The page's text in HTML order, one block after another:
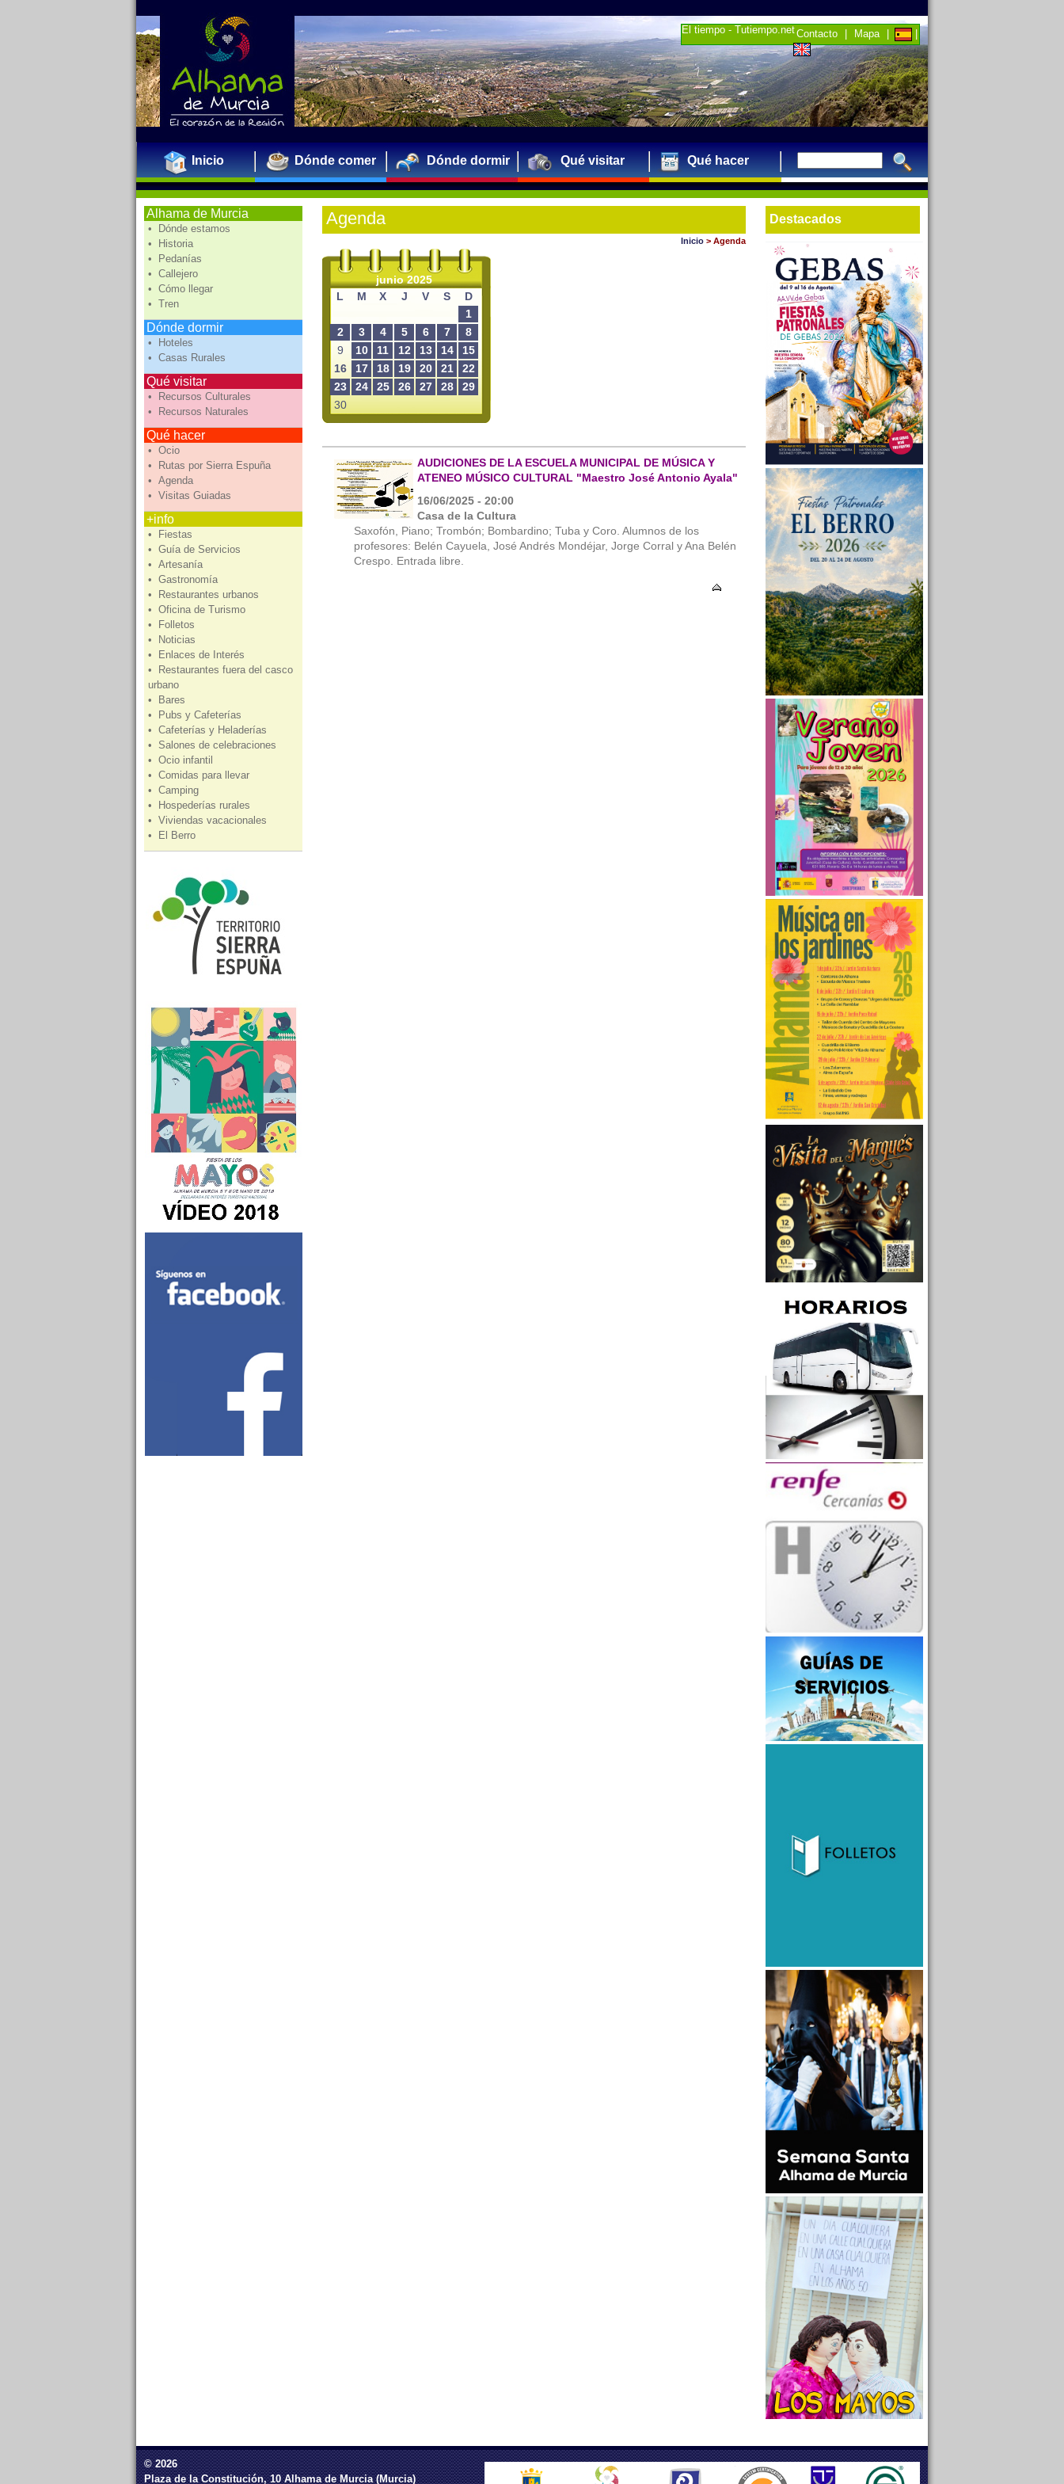
El tiempo - Tutiempo.netContacto Mapa
Inicio Dónde comer Dónde dormir Qué visitar Qué hacer
Alhama de Murcia
• Dónde estamos
• Historia
• Pedanías
• Callejero
• Cómo llegar
• Tren
Dónde dormir
• Hoteles
• Casas Rurales
Qué visitar
• Recursos Culturales
• Recursos Naturales
Qué hacer
• Ocio
• Rutas por Sierra Espuña
• Agenda
• Visitas Guiadas
+info
• Fiestas
• Guía de Servicios
• Artesanía
• Gastronomía
• Restaurantes urbanos
• Oficina de Turismo
• Folletos
• Noticias
• Enlaces de Interés
• Restaurantes fuera del casco
urbano
• Bares
• Pubs y Cafeterías
• Cafeterías y Heladerías
• Salones de celebraciones
• Ocio infantil
• Comidas para llevar
• Camping
• Hospederías rurales
• Viviendas vacacionales
• El Berro
Destacados
Agenda
Inicio > Agenda
junio 2025
L
M X J V S
D
1
2
3 4 5 6 7
8
9
10 11 12 13 14
15
16
17 18 19 20 21
22
23
24 25 26 27 28
29
30
AUDICIONES DE LA ESCUELA MUNICIPAL DE MÚSICA Y
ATENEO MÚSICO CULTURAL "Maestro José Antonio Ayala"
16/06/2025 - 20:00
Casa de la Cultura
Saxofón, Piano; Trombón; Bombardino; Tuba y Coro. Alumnos de los
profesores: Belén Cayuela, José Andrés Mondéjar, Jorge Corral y Ana Belén
Crespo. Entrada libre.
© 2026
Plaza de la Constitución, 10 Alhama de Murcia (Murcia)